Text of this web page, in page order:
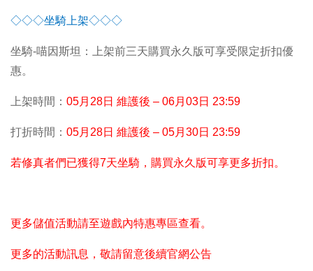
◇◇◇坐騎上架◇◇◇
坐騎-喵因斯坦：上架前三天購買永久版可享受限定折扣優
惠。
上架時間： 05月28日 維護後 – 06月03日 23:59
打折時間： 05月28日 維護後 – 05月30日 23:59
若修真者們已獲得7天坐騎，購買永久版可享更多折扣。
更多儲值活動請至遊戲內特惠專區查看。
更多的活動訊息，敬請留意後續官網公告